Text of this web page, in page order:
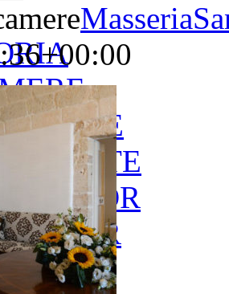
SUITE
SUITE
JUNIOR
JUNIOR